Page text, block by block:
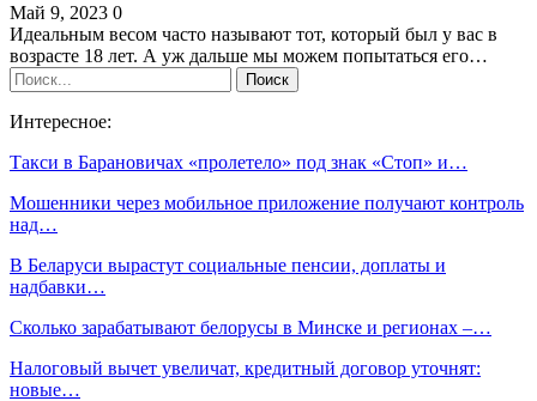
Май 9, 2023 0
Идеальным весом часто называют тот, который был у вас в
возрасте 18 лет. А уж дальше мы можем попытаться его…
Интересное:
Такси в Барановичах «пролетело» под знак «Стоп» и…
Мошенники через мобильное приложение получают контроль
над…
В Беларуси вырастут социальные пенсии, доплаты и
надбавки…
Сколько зарабатывают белорусы в Минске и регионах –…
Налоговый вычет увеличат, кредитный договор уточнят:
новые…